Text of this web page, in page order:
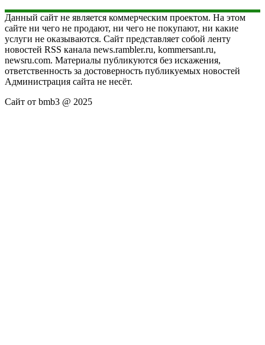
Данный сайт не является коммерческим проектом. На этом
сайте ни чего не продают, ни чего не покупают, ни какие
услуги не оказываются. Сайт представляет собой ленту
новостей RSS канала news.rambler.ru, kommersant.ru,
newsru.com. Материалы публикуются без искажения,
ответственность за достоверность публикуемых новостей
Администрация сайта не несёт.
Сайт от bmb3 @ 2025